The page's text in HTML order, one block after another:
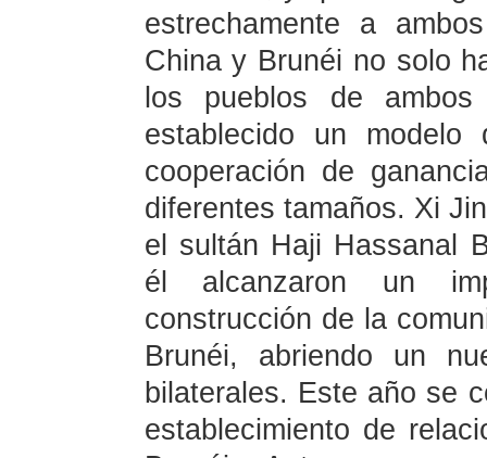
estrechamente a
China y Brunéi no solo
los pueblos de
establecido un
cooperación de
diferentes tamaños. Xi
el sultán Haji Hassanal
él alcanzaron un
construcción de la
Brunéi, abriendo un
bilaterales. Este año se
establecimiento de